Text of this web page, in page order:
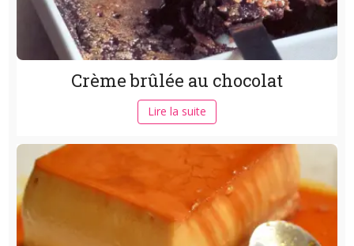
Crème brûlée au chocolat
Lire la suite